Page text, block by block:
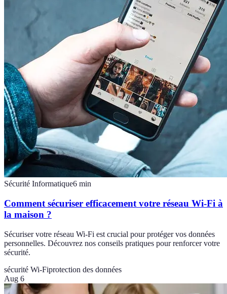
Sécurité Informatique6 min
Comment sécuriser efficacement votre réseau Wi-Fi à
la maison ?
Sécuriser votre réseau Wi-Fi est crucial pour protéger vos données
personnelles. Découvrez nos conseils pratiques pour renforcer votre
sécurité.
sécurité Wi-Fiprotection des données
Aug 6